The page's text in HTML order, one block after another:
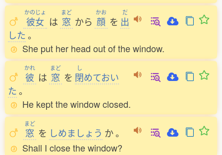
かのじょ
彼女 は
まど
窓 から
かお
顔 を
だ
出
した。
She put her head out of the window.
かれ
彼 は
まど
窓 を
し
閉めておい
た。
He kept the window closed.
まど
窓 を しめましょう か。
Shall I close the window?